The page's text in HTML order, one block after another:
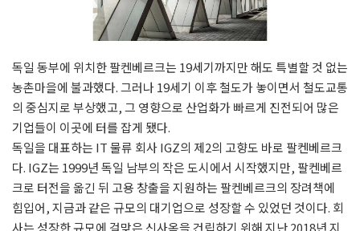
독일 동부에 위치한 팔켄베르크는 19세기까지만 해도 특별할 것 없는
농촌마을에 불과했다. 그러나 19세기 이후 철도가 놓이면서 철도교통
의 중심지로 부상했고, 그 영향으로 산업화가 빠르게 진전되어 많은
기업들이 이곳에 터를 잡게 됐다.
독일을 대표하는 IT 물류 회사 IGZ의 제2의 고향도 바로 팔켄베르크
다. IGZ는 1999년 독일 남부의 작은 도시에서 시작했지만, 팔켄베르
크로 터전을 옮긴 뒤 고용 창출을 지원하는 팔켄베르크의 장려책에
힘입어, 지금과 같은 규모의 대기업으로 성장할 수 있었던 것이다. 회
사는 성장한 규모에 걸맞은 신사옥을 건립하기 위해 지난 2018년 지